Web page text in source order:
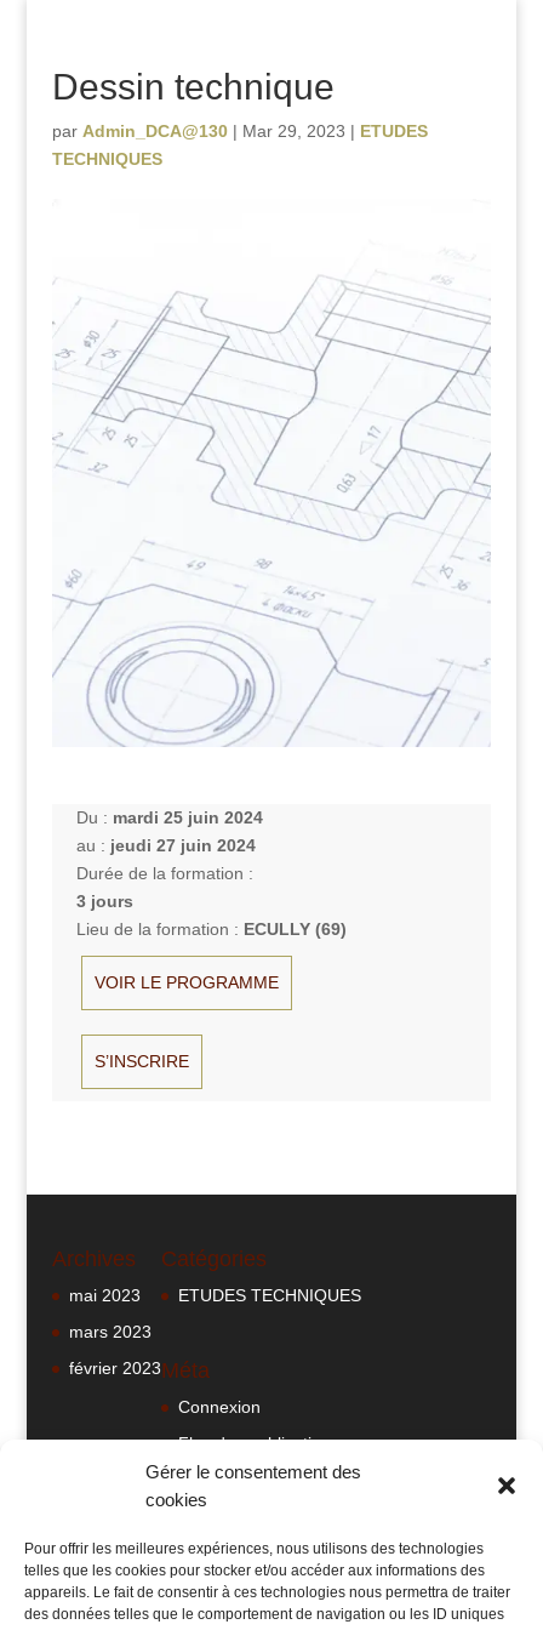
Gérer le consentement des
cookies
Pour offrir les meilleures expériences, nous utilisons des technologies
telles que les cookies pour stocker et/ou accéder aux informations des
appareils. Le fait de consentir à ces technologies nous permettra de traiter
des données telles que le comportement de navigation ou les ID uniques
Dessin technique
par Admin_DCA@130| Mar 29, 2023 | ETUDES
TECHNIQUES
Du : mardi 25 juin 2024
au : jeudi 27 juin 2024
Durée de la formation :
3 jours
Lieu de la formation : ECULLY (69)
VOIR LE PROGRAMME
S’INSCRIRE
Archives
mai 2023
mars 2023
février 2023
Catégories
ETUDES TECHNIQUES
Méta
Connexion
Flux des publications
Flux des commentaires